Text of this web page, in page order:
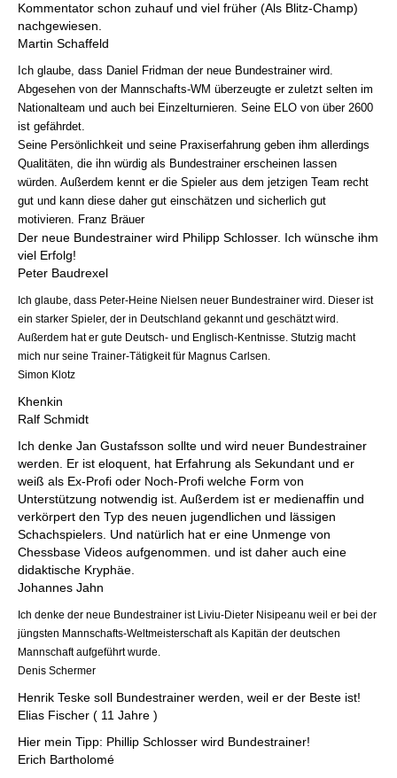
Kommentator schon zuhauf und viel früher (Als Blitz-Champ)
nachgewiesen.
Martin Schaffeld
Ich glaube, dass Daniel Fridman der neue Bundestrainer wird.
Abgesehen von der Mannschafts-WM überzeugte er zuletzt selten im
Nationalteam und auch bei Einzelturnieren. Seine ELO von über 2600
ist gefährdet.
Seine Persönlichkeit und seine Praxiserfahrung geben ihm allerdings
Qualitäten, die ihn würdig als Bundestrainer erscheinen lassen
würden. Außerdem kennt er die Spieler aus dem jetzigen Team recht
gut und kann diese daher gut einschätzen und sicherlich gut
motivieren. Franz Bräuer
Der neue Bundestrainer wird Philipp Schlosser. Ich wünsche ihm
viel Erfolg!
Peter Baudrexel
Ich glaube, dass Peter-Heine Nielsen neuer Bundestrainer wird. Dieser ist
ein starker Spieler, der in Deutschland gekannt und geschätzt wird.
Außerdem hat er gute Deutsch- und Englisch-Kentnisse. Stutzig macht
mich nur seine Trainer-Tätigkeit für Magnus Carlsen.
Simon Klotz
Khenkin
Ralf Schmidt
Ich denke Jan Gustafsson sollte und wird neuer Bundestrainer
werden. Er ist eloquent, hat Erfahrung als Sekundant und er
weiß als Ex-Profi oder Noch-Profi welche Form von
Unterstützung notwendig ist. Außerdem ist er medienaffin und
verkörpert den Typ des neuen jugendlichen und lässigen
Schachspielers. Und natürlich hat er eine Unmenge von
Chessbase Videos aufgenommen. und ist daher auch eine
didaktische Kryphäe.
Johannes Jahn
Ich denke der neue Bundestrainer ist Liviu-Dieter Nisipeanu weil er bei der
jüngsten Mannschafts-Weltmeisterschaft als Kapitän der deutschen
Mannschaft aufgeführt wurde.
Denis Schermer
Henrik Teske soll Bundestrainer werden, weil er der Beste ist!
Elias Fischer ( 11 Jahre )
Hier mein Tipp: Phillip Schlosser wird Bundestrainer!
Erich Bartholomé